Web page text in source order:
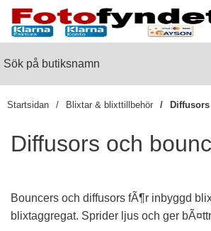
Startsidan för
Startsidan Blixtar & blixttillbehör
Diffusors och
Bouncers och diffusors fÃ¶r inbyggd
blixtaggregat. Sprider ljus och ger